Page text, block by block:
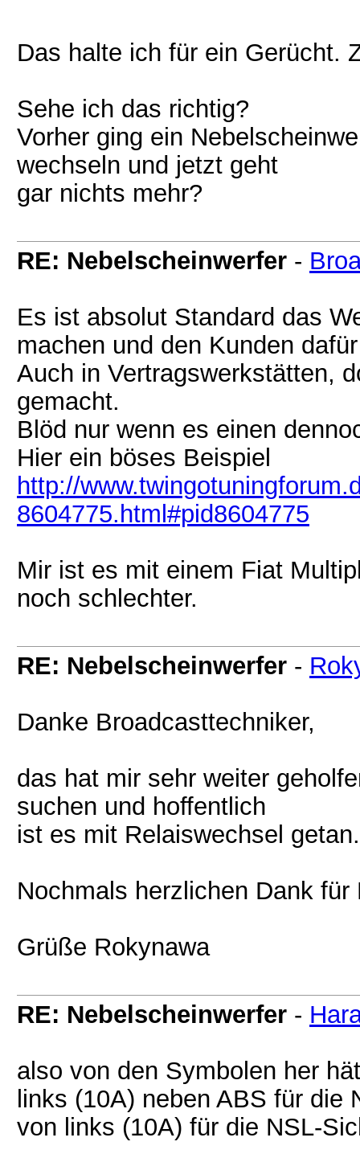
Das halte ich für ein Gerücht.
Sehe ich das richtig?
Vorher ging ein
wechseln und jetzt geht
gar nichts mehr?
RE: Nebelscheinwerfer -
Es ist absolut Standard das
machen und den Kunden
Auch in Vertragswerkstätten,
gemacht.
Blöd nur wenn es einen
Hier ein böses Beispiel
http://
8604775.html#pid8604775
Mir ist es mit einem Fiat
noch schlechter.
RE: Nebelscheinwerfer -
Danke Broadcasttechniker,
das hat mir sehr weiter
suchen und hoffentlich
ist es mit Relaiswechsel getan.
Nochmals herzlichen Dank für
Grüße Rokynawa
RE: Nebelscheinwerfer -
also von den Symbolen her
links (10A) neben ABS für die
von links (10A) für die NSL-